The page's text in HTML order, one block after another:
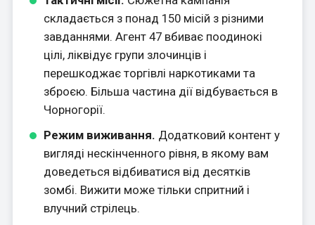
складається з понад 150 місій з різними
завданнями. Агент 47 вбиває поодинокі
цілі, ліквідує групи злочинців і
перешкоджає торгівлі наркотиками та
зброєю. Більша частина дії відбувається в
Чорногорії.
Режим виживання. Додатковий контент у
вигляді нескінченного рівня, в якому вам
доведеться відбиватися від десятків
зомбі. Вижити може тільки спритний і
влучний стрілець.